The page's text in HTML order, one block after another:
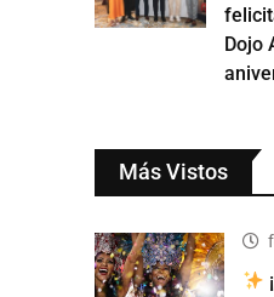
Dojo
Más Vistos